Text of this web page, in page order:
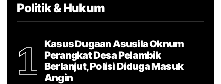
Politik & Hukum
1
Kasus Dugaan Asusila Oknum
Perangkat Desa Pelambik
Berlanjut, Polisi Diduga Masuk
Angin